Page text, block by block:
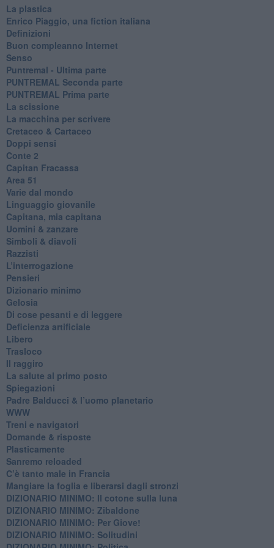
La plastica
​Enrico Piaggio, una fiction italiana
Definizioni
​Buon compleanno Internet
Senso
Puntremal - Ultima parte
PUNTREMAL Seconda parte
​PUNTREMAL Prima parte
La scissione
La macchina per scrivere
Cretaceo & Cartaceo
Doppi sensi
​Conte 2
​Capitan Fracassa
​Area 51
Varie dal mondo
​Linguaggio giovanile
​Capitana, mia capitana
Uomini & zanzare
​Simboli & diavoli
Razzisti
​L’interrogazione
Pensieri
​Dizionario minimo
Gelosia
Di cose pesanti e di leggere
​Deficienza artificiale
Libero
Trasloco
Il raggiro
​La salute al primo posto
Spiegazioni
Padre Balducci & l’uomo planetario
WWW
​Treni e navigatori
​Domande & risposte
​Plasticamente
Sanremo reloaded
C’è tanto male in Francia
​Mangiare la foglia e liberarsi dagli stronzi
DIZIONARIO MINIMO: Il cotone sulla luna
DIZIONARIO MINIMO: Zibaldone
DIZIONARIO MINIMO: Per Giove!
DIZIONARIO MINIMO: Solitudini